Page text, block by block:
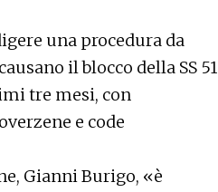
una procedura da
il blocco della SS 51
tre mesi, con
e code
Gianni Burigo, «è